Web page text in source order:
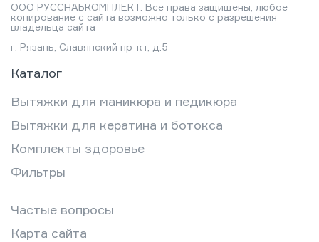
ООО РУССНАБКОМПЛЕКТ. Все права защищены, любое
копирование с сайта возможно только с разрешения
владельца сайта
г. Рязань, Славянский пр-кт, д.5
Каталог
Вытяжки для маникюра и педикюра
Вытяжки для кератина и ботокса
Комплекты здоровье
Фильтры
Частые вопросы
Карта сайта